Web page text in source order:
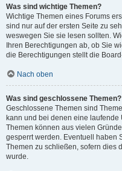
Was sind wichtige Themen?
Wichtige Themen eines Forums
sind nur auf der ersten Seite zu
weswegen Sie sie lesen sollten.
Ihren Berechtigungen ab, ob Sie
die Berechtigungen stellt die
Nach oben
Was sind geschlossene Themen?
Geschlossene Themen sind
kann und bei denen eine
Themen können aus vielen
gesperrt werden. Eventuell haben
Themen zu schließen, sofern dies
wurde.